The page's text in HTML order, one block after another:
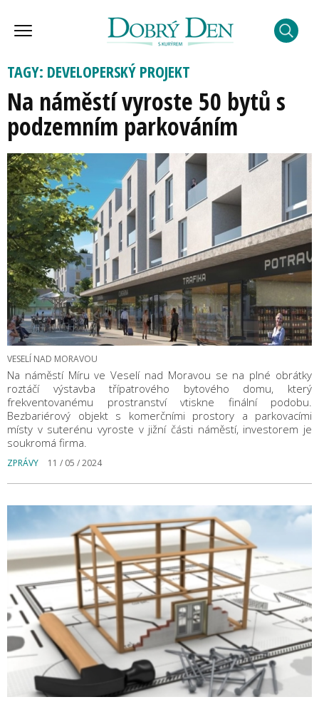
TAGY: DEVELOPERSKÝ PROJEKT
Na náměstí vyroste 50 bytů s
podzemním parkováním
VESELÍ NAD MORAVOU
Na náměstí Míru ve Veselí nad Moravou se na plné obrátky
roztáčí výstavba třípatrového bytového domu, který
frekventovanému prostranství vtiskne finální podobu.
Bezbariérový objekt s komerčními prostory a parkovacími
místy v suterénu vyroste v jižní části náměstí, investorem je
soukromá firma.
ZPRÁVY 11 / 05 / 2024